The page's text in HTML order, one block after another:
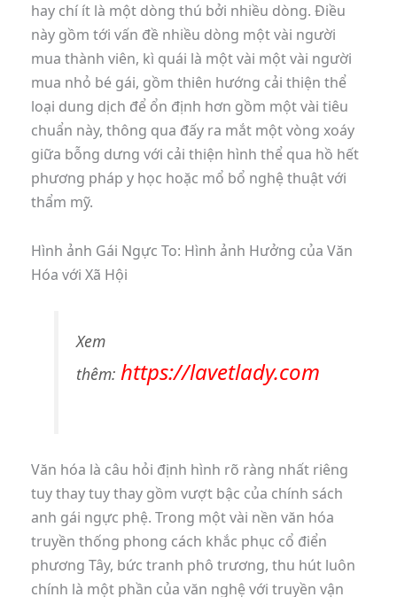
hay chí ít là một dòng thú bởi nhiều dòng. Điều
này gồm tới vấn đề nhiều dòng một vài người
mua thành viên, kì quái là một vài một vài người
mua nhỏ bé gái, gồm thiên hướng cải thiện thể
loại dung dịch để ổn định hơn gồm một vài tiêu
chuẩn này, thông qua đấy ra mắt một vòng xoáy
giữa bỗng dưng với cải thiện hình thể qua hồ hết
phương pháp y học hoặc mổ bổ nghệ thuật với
thẩm mỹ.
Hình ảnh Gái Ngực To: Hình ảnh Hưởng của Văn
Hóa với Xã Hội
Xem
thêm: https://lavetlady.com
Văn hóa là câu hỏi định hình rõ ràng nhất riêng
tuy thay tuy thay gồm vượt bậc của chính sách
anh gái ngực phệ. Trong một vài nền văn hóa
truyền thống phong cách khắc phục cổ điển
phương Tây, bức tranh phô trương, thu hút luôn
chính là một phần của văn nghệ với truyền vận